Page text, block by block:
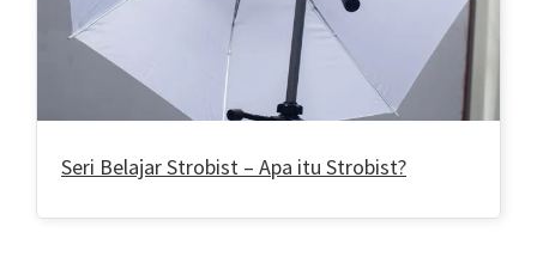
Seri Belajar Strobist – Apa itu Strobist?